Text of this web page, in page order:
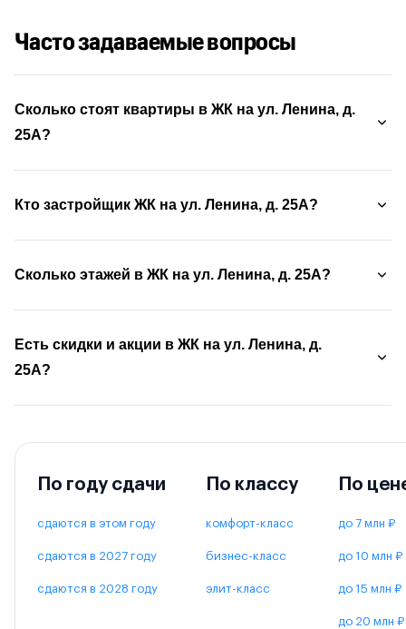
Часто задаваемые вопросы
Сколько стоят квартиры в ЖК на ул. Ленина, д.
25А?
Кто застройщик ЖК на ул. Ленина, д. 25А?
Сколько этажей в ЖК на ул. Ленина, д. 25А?
Есть скидки и акции в ЖК на ул. Ленина, д.
25А?
По году сдачи
сдаются в этом году
сдаются в 2027 году
сдаются в 2028 году
По классу
комфорт-класс
бизнес-класс
элит-класс
По
до 7 млн ₽
до 10 млн ₽
до 15 млн ₽
до 20 млн ₽